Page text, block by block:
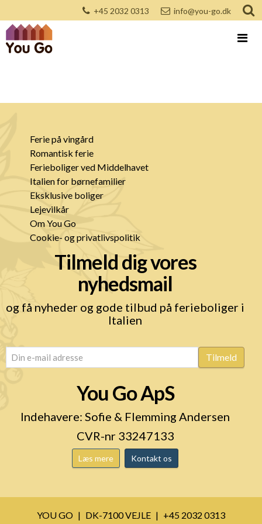
+45 2032 0313 info@you-go.dk
Ferie på vingård
Romantisk ferie
Ferieboliger ved Middelhavet
Italien for børnefamilier
Eksklusive boliger
Lejevilkår
Om You Go
Cookie- og privatlivspolitik
Tilmeld dig vores
nyhedsmail
og få nyheder og gode tilbud på ferieboliger i
Italien
email (Påkrævet) Tilmeld
You Go ApS
Indehavere: Sofie & Flemming Andersen
CVR-nr 33247133
Læs mere Kontakt os
YOU GO DK-7100 VEJLE
+45 2032 0313